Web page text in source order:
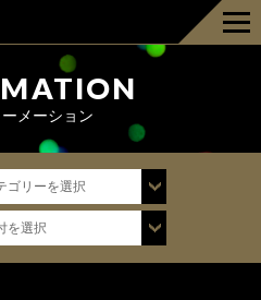
メーション
ゴリーを選択
を選択